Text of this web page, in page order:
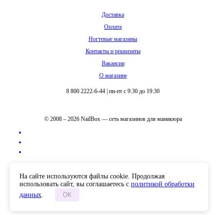
Доставка
Оплата
Ногтевые магазины
Контакты и реквизиты
Вакансии
О магазине
8 800 2222-6-44 пн-пт с 9:30 до 19:30
© 2008 – 2026 NailBox — сеть магазинов для маникюра
На сайте используются файлы cookie. Продолжая
использовать сайт, вы соглашаетесь с политикой обработки
данных. ОК